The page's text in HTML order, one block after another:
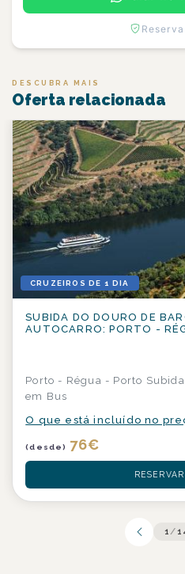
DESCUBRA MAIS
Oferta relacionada
CRUZEIROS DE 1 DIA
SUBIDA DO DOURO DE
AUTOCARRO: PORTO -
Porto - Régua - Porto
em Bus
O que está incluído no
(desde) 76€
1/